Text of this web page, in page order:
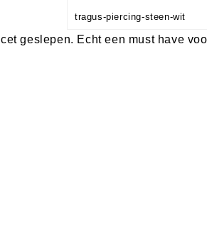
tragus-piercing-steen-wit
geslepen. Echt een must have